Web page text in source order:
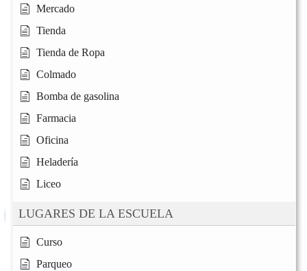
Mercado
Tienda
Tienda de Ropa
Colmado
Bomba de gasolina
Farmacia
Oficina
Heladería
Liceo
LUGARES DE LA ESCUELA
Curso
Parqueo